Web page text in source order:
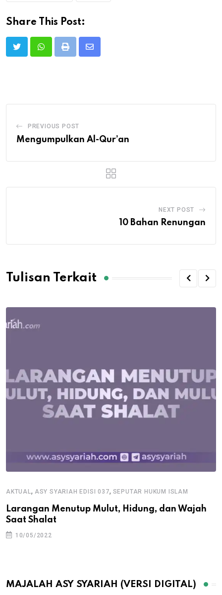
Share This Post:
Print
Share
PREVIOUS POST
Mengumpulkan Al-Qur’an
NEXT POST
10 Bahan Renungan
Tulisan Terkait
AKTUAL, ASY SYARIAH EDISI 037, SEPUTAR HUKUM ISLAM
Larangan Menutup Mulut, Hidung, dan Wajah
Saat Shalat
10/05/2022
MAJALAH ASY SYARIAH (VERSI DIGITAL)